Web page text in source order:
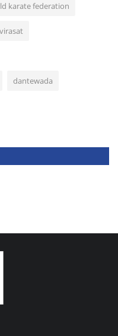
karate federation
dantewada